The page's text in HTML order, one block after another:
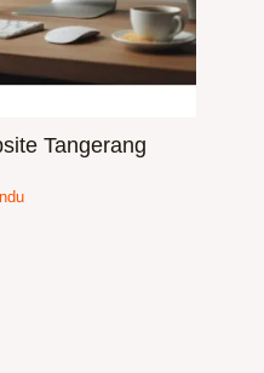
Tangerang